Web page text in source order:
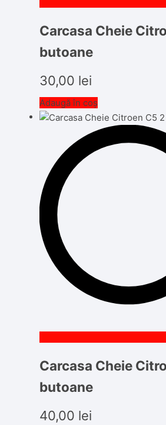
Carcasa Cheie
butoane
30,00 lei
Adaugă în coș
Carcasa Cheie
butoane
40,00 lei